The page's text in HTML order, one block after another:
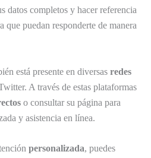
datos completos y hacer referencia
que puedan responderte de manera
está presente en diversas redes
A través de estas plataformas
o consultar su página para
y asistencia en línea.
personalizada, puedes